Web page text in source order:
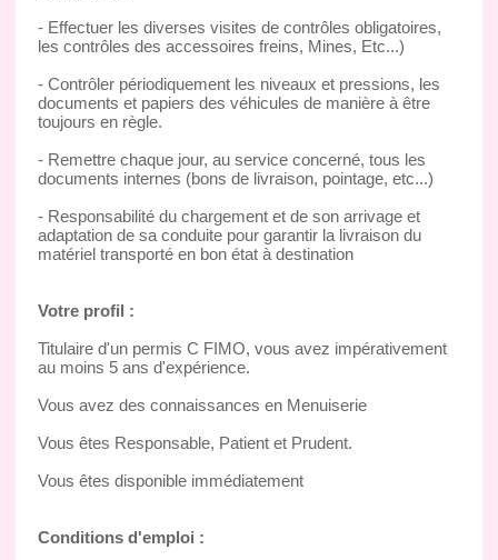
- Effectuer les diverses visites de contrôles obligatoires,
les contrôles des accessoires freins, Mines, Etc...)
- Contrôler périodiquement les niveaux et pressions, les
documents et papiers des véhicules de manière à être
toujours en règle.
- Remettre chaque jour, au service concerné, tous les
documents internes (bons de livraison, pointage, etc...)
- Responsabilité du chargement et de son arrivage et
adaptation de sa conduite pour garantir la livraison du
matériel transporté en bon état à destination
Votre profil :
Titulaire d'un permis C FIMO, vous avez impérativement
au moins 5 ans d'expérience.
Vous avez des connaissances en Menuiserie
Vous êtes Responsable, Patient et Prudent.
Vous êtes disponible immédiatement
Conditions d'emploi :